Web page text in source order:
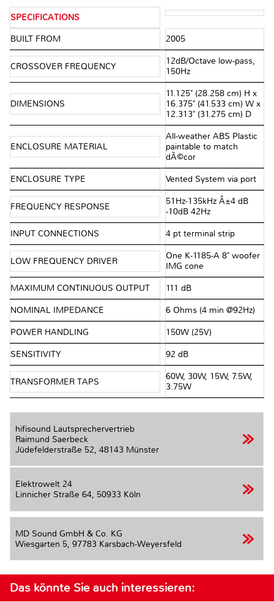
SPECIFICATIONS
BUILT FROM 2005
CROSSOVER FREQUENCY
12dB/Octave low-pass,
150Hz
DIMENSIONS
11.125" (28.258 cm) H x
16.375" (41.533 cm) W x
12.313" (31.275 cm) D
ENCLOSURE MATERIAL
All-weather ABS Plastic
paintable to match
dÃ©cor
ENCLOSURE TYPE Vented System via port
FREQUENCY RESPONSE
51Hz-135kHz Â±4 dB
-10dB 42Hz
INPUT CONNECTIONS 4 pt terminal strip
LOW FREQUENCY DRIVER
One K-1185-A 8" woofer
IMG cone
MAXIMUM CONTINUOUS OUTPUT 111 dB
NOMINAL IMPEDANCE 6 Ohms (4 min @92Hz)
POWER HANDLING 150W (25V)
SENSITIVITY 92 dB
TRANSFORMER TAPS
60W, 30W, 15W, 7.5W,
3.75W
hifisound Lautsprechervertrieb
Raimund Saerbeck
Jüdefelderstraße 52, 48143 Münster
Elektrowelt 24
Linnicher Straße 64, 50933 Köln
MD Sound GmbH & Co. KG
Wiesgarten 5, 97783 Karsbach-Weyersfeld
Das könnte Sie auch interessieren: